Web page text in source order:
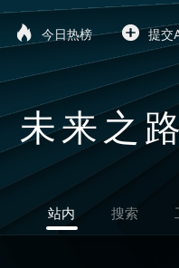
今日热榜 提交
未来之
站内 搜索